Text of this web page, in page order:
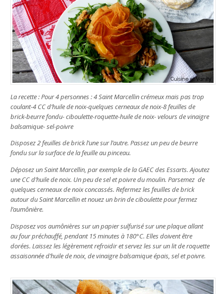
La recette : Pour 4 personnes : 4 Saint Marcellin crémeux mais pas trop
coulant-4 CC d’huile de noix-quelques cerneaux de noix-8 feuilles de
brick-beurre fondu- ciboulette-roquette-huile de noix- velours de vinaigre
balsamique- sel-poivre
Disposez 2 feuilles de brick l’une sur l’autre. Passez un peu de beurre
fondu sur la surface de la feuille au pinceau.
Déposez un Saint Marcellin, par exemple de la GAEC des Essarts. Ajoutez
une CC d’huile de noix. Un peu de sel et poivre du moulin. Parsemez de
quelques cerneaux de noix concassés. Refermez les feuilles de brick
autour du Saint Marcellin et nouez un brin de ciboulette pour fermez
l’aumônière.
Disposez vos aumônières sur un papier sulfurisé sur une plaque allant
au four préchauffé, pendant 15 minutes à 180°C. Elles doivent être
dorées. Laissez les légèrement refroidir et servez les sur un lit de roquette
assaisonnée d’huile de noix, de vinaigre balsamique épais, sel et poivre.